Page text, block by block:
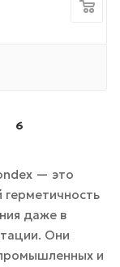
6
— это
даже в
Они
и